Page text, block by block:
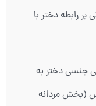
رابطه دختر با
جنسی دختر به
(بخش مردانه